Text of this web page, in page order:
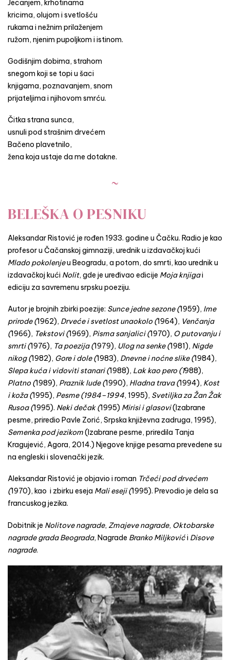
Jecanjem, krhotinama
kricima, olujom i svetlošću
rukama i nežnim prilaženjem
ružom, njenim pupoljkom i istinom.
Godišnjim dobima, strahom
snegom koji se topi u šaci
knjigama, poznavanjem, snom
prijateljima i njihovom smrću.
Čitka strana sunca,
usnuli pod strašnim drvećem
Bačeno plavetnilo,
žena koja ustaje da me dotakne.
~
BELEŠKA O PESNIKU
Aleksandar Ristović je rođen 1933. godine u Čačku. Radio je kao
profesor u Čačanskoj gimnaziji, urednik u izdavačkoj kući
Mlado pokolenjeu Beogradu, a potom, do smrti, kao urednik u
izdavačkoj kući Nolit, gde je uređivao edicije Moja knjigai
ediciju za savremenu srpsku poeziju.
Autor je brojnih zbirki poezije: Sunce jedne sezone (1959), Ime
prirode (1962), Drveće i svetlost unaokolo (1964), Venčanja
(1966), Tekstovi (1969), Pisma sanjalici (1970), O putovanju i
smrti (1976), Ta poezija (1979), Ulog na senke (1981), Nigde
nikog (1982), Gore i dole (1983), Dnevne i noćne slike (1984),
Slepa kuća i vidoviti stanari (1988), Lak kao pero (1988),
Platno (1989), Praznik lude (1990), Hladna trava (1994), Kost
i koža (1995), Pesme (1984–1994, 1995), Svetiljka za Žan Žak
Rusoa (1995). Neki dečak (1995) Mirisi i glasovi(Izabrane
pesme, priredio Pavle Zorić, Srpska književna zadruga, 1995),
Semenka pod jezikom(Izabrane pesme, priredila Tanja
Kragujević, Agora, 2014.) Njegove knjige pesama prevedene su
na engleski i slovenački jezik.
Aleksandar Ristović je objavio i roman Trčeći pod drvećem
(1970), kao i zbirku eseja Mali eseji (1995). Prevodio je dela sa
francuskog jezika.
Dobitnik je Nolitove nagrade, Zmajeve nagrade, Oktobarske
nagrade grada Beograda, Nagrade Branko Miljkovići Disove
nagrade.